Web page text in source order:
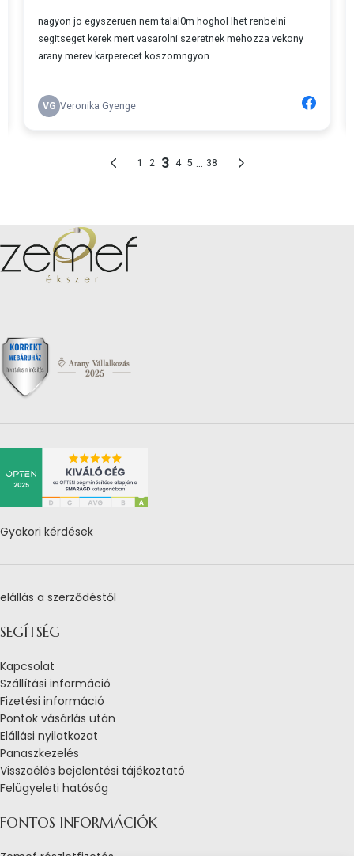
Gyakori kérdések
elállás a szerződéstől
SEGÍTSÉG
Kapcsolat
Szállítási információ
Fizetési információ
Pontok vásárlás után
Elállási nyilatkozat
Panaszkezelés
Visszaélés bejelentési tájékoztató
Felügyeleti hatóság
FONTOS INFORMÁCIÓK